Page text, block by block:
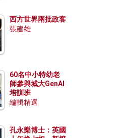
西方世界兩批政客
張建雄
60名中小特幼老
師參與城大GenAI
培訓班
編輯精選
孔永樂博士：英國